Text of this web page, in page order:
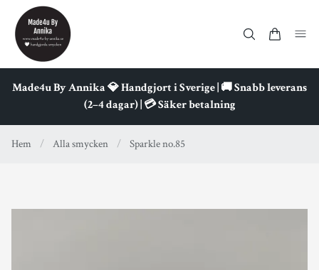
Made4u By Annika 💎 Handgjort i Sverige | 🚚 Snabb leverans
(2–4 dagar) | 💳 Säker betalning
Hem / Alla smycken / Sparkle no.85